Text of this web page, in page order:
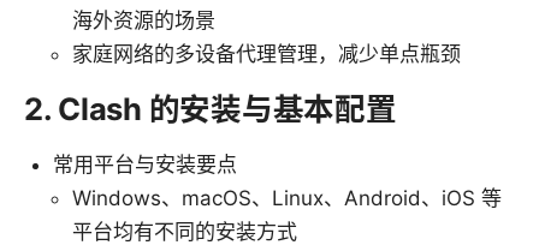
海外资源的场景
家庭网络的多设备代理管理，减少单点瓶颈
2. Clash 的安装与基本配置
常用平台与安装要点
Windows、macOS、Linux、Android、iOS 等
平台均有不同的安装方式